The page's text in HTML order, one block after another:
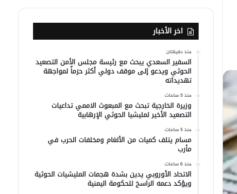
اخر الأخبار
منذ دقيقتان
السفير السعدي يبحث مع رئيسة مجلس الأمن التصعيد
الحوثي ويدعو إلى موقف دولي أكثر حزماً لمواجهة
تهديداته
منذ 5 ساعات
وزيرة الخارجية تبحث مع المبعوث الاممي تداعيات
التصعيد الأخير لمليشيا الحوثي الإرهابية
منذ 5 ساعات
مسام يتلف كميات من الألغام ومخلفات الحرب في
مأرب
منذ 6 ساعات
الاتحاد الأوروبي يدين بشدة هجمات المليشيات الحوثية
ويؤكد دعمه الراسخ للحكومة اليمنية